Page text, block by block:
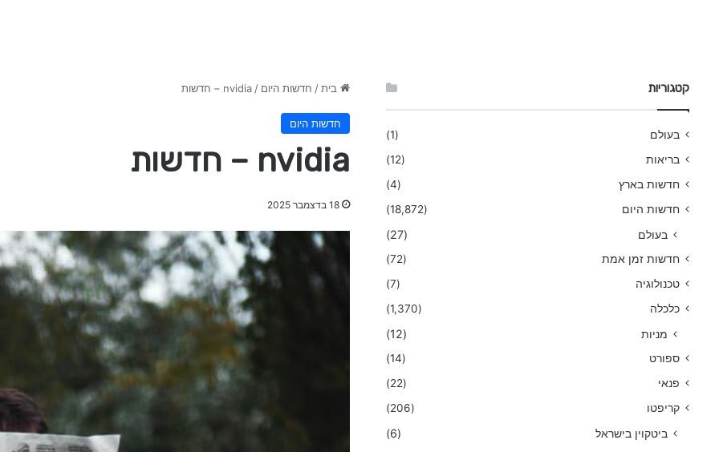
בית / חדשות היום / nvidia – חדשות
חדשות היום
nvidia – חדשות
18 בדצמבר 2025
קטגוריות
בעולם
(1)
בריאות
(12)
חדשות בארץ
(4)
חדשות היום
(18,872)
בעולם (27)
חדשות זמן אמת
(72)
טכנולוגיה
(7)
כלכלה
(1,370)
מניות (12)
ספורט
(14)
פנאי
(22)
קריפטו
(206)
ביטקוין בישראל (6)